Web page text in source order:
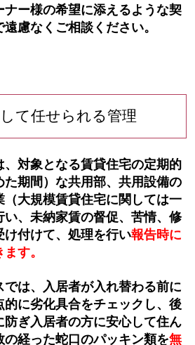
ー様の希望に添えるような契
慮なくご相談ください。
て任せられる管理
対象となる賃貸住宅の定期的
た期間）な共用部、共用設備の
大規模賃貸住宅に関しては一
、未納家賃の督促、苦情、修
付けて、処理を行い報告時に
す。
は、入居者が入れ替わる前に
的に劣化具合をチェックし、後
ぎ入居者の方に安心して住ん
の経った蛇口のパッキン類を無